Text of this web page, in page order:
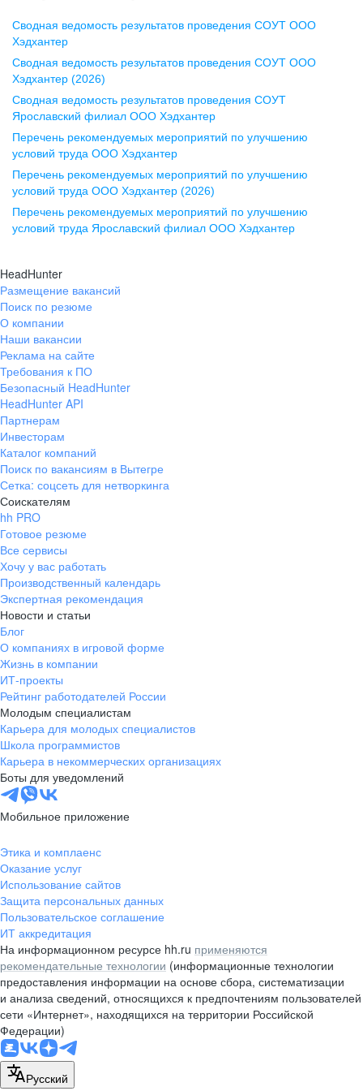
Воронеж
ул. Комиссаржевской, д. 10,
офис 1212
+7 473 280-05-05
pr@vrn.hh.ru
ул. Спартаковская, д. 2А, этаж 3,
помещение 15
+7 843 212-12-50
Екатеринбург
ул. Боевых Дружин, стр. 20,
+7 343 226-79-99
pr@ural.hh.ru
ул. Янковского, д. 169, 7 этаж,
706 каб.
+7 861 205-55-57
pr@krd.hh.ru
Владивосток
пер. Ланинский д. 4, офис 3.4
+7 423 202-33-28
pr@dv.hh.ru
Новосибирск
ул. Большевистская, д. 35,
помещение 21
+7 383 207-94-64
pr@nsk.hh.ru
Минск
пр-т Дзержинского, д. 57,
10 этаж, помещение 45-1
pr@rabota.by
Алматы
пр. Абая, д. 151, БЦ Алатау,
12 этаж, офис 1209
+7 727 232-13-13
pr@headhunter.com.kz
Сводная ведомость результатов проведения СОУТ ООО
Хэдхантер
Сводная ведомость результатов проведения СОУТ ООО
Хэдхантер (2026)
Сводная ведомость результатов проведения СОУТ
Ярославский филиал ООО Хэдхантер
Перечень рекомендуемых мероприятий по улучшению
условий труда ООО Хэдхантер
Перечень рекомендуемых мероприятий по улучшению
условий труда ООО Хэдхантер (2026)
Перечень рекомендуемых мероприятий по улучшению
условий труда Ярославский филиал ООО Хэдхантер
HeadHunter
Размещение вакансий
Поиск по резюме
О компании
Наши вакансии
Реклама на сайте
Требования к ПО
Безопасный HeadHunter
HeadHunter API
Партнерам
Инвесторам
Каталог компаний
Поиск по вакансиям в Вытегре
Сетка: соцсеть для нетворкинга
Соискателям
hh PRO
Готовое резюме
Все сервисы
Хочу у вас работать
Производственный календарь
Экспертная рекомендация
Новости и статьи
Блог
О компаниях в игровой форме
Жизнь в компании
ИТ-проекты
Рейтинг работодателей России
Молодым специалистам
Карьера для молодых специалистов
Школа программистов
Карьера в некоммерческих организациях
Боты для уведомлений
Мобильное приложение
Этика и комплаенс
Оказание услуг
Использование сайтов
Защита персональных данных
Пользовательское соглашение
ИТ аккредитация
На информационном ресурсе hh.ru применяются
рекомендательные технологии (информационные технологии
предоставления информации на основе сбора, систематизации
и анализа сведений, относящихся к предпочтениям пользователей
сети «Интернет», находящихся на территории Российской
Федерации)
Русский